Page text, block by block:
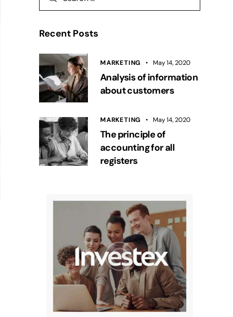
Recent Posts
MARKETING May 14, 2020
Analysis of information
about customers
MARKETING May 14, 2020
The principle of
accounting for all
registers